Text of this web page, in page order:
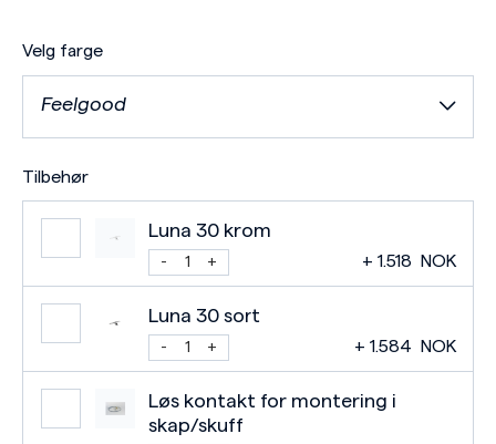
Velg farge
Feelgood
Tilbehør
Luna 30 krom
+ 1.518 NOK
Luna 30 sort
+ 1.584 NOK
Løs kontakt for montering i
skap/skuff